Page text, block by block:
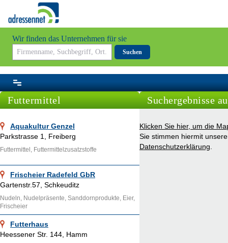
Wir finden das Unternehmen für sie
Suchen
Futtermittel
Aquakultur Genzel
Parkstrasse 1, Freiberg
Futtermittel, Futtermittelzusatzstoffe
Frischeier Radefeld GbR
Gartenstr.57, Schkeuditz
Nudeln, Nudelpräsente, Sanddornprodukte, Eier,
Frischeier
Futterhaus
Heessener Str. 144, Hamm
Suchergebnisse
Klicken Sie hier, um die
Sie stimmen hiermit
Datenschutzerklärung